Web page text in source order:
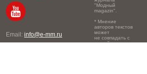
Email: info@e-mm.ru
"Модный
magazin".
* Мнение
авторов текстов
может
не совпадать с
точкой зрения